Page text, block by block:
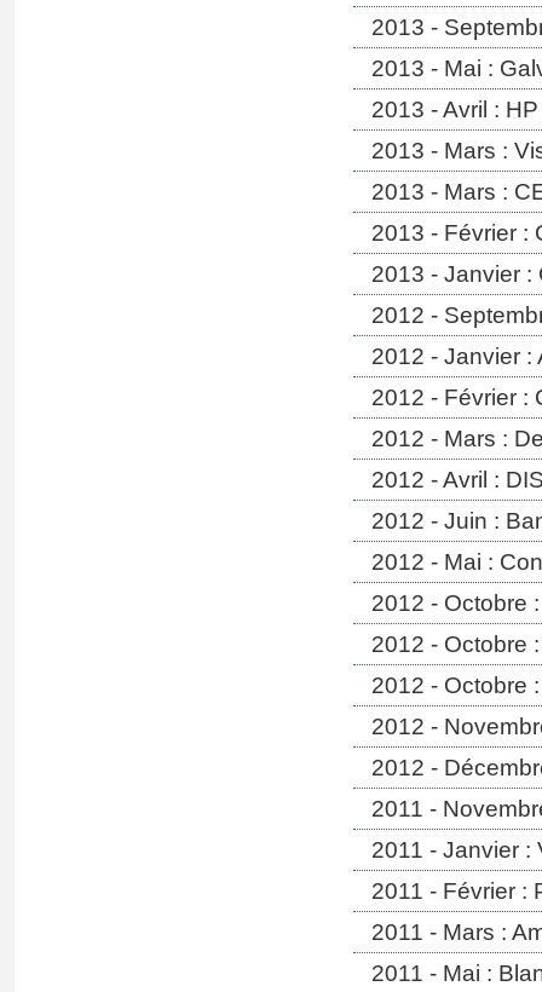
2013 -
2013 - Mai :
2013 - Avril :
2013 - Mars :
2013 - Mars :
2013 - Février :
2013 - Janvier :
2012 -
2012 - Janvier :
2012 - Février :
2012 - Mars :
2012 - Avril :
2012 - Juin :
2012 - Mai :
2012 - Octobre
2012 - Octobre
2012 - Octobre
2012 -
2012 -
2011 -
2011 - Janvier :
2011 - Février :
2011 - Mars :
2011 - Mai :